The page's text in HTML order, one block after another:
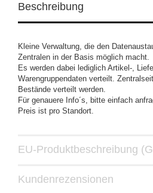
Beschreibung
Kleine Verwaltung, die den
Zentralen in der Basis möglich macht.
Es werden dabei lediglich Artikel-,
Warengruppendaten verteilt.
Bestände verteilt werden.
Für genauere Info´s, bitte einfach
Preis ist pro Standort.
EU-Produktbeschreibung
Kundenrezensionen